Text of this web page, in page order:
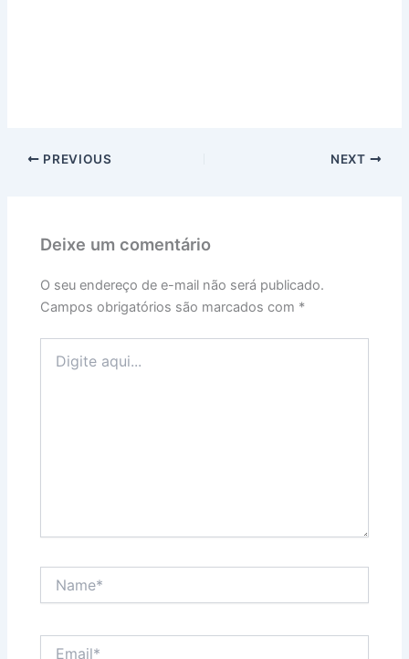
PREVIOUS NEXT
Deixe um comentário
O seu endereço de e-mail não será publicado.
Campos obrigatórios são marcados com *
aqui...